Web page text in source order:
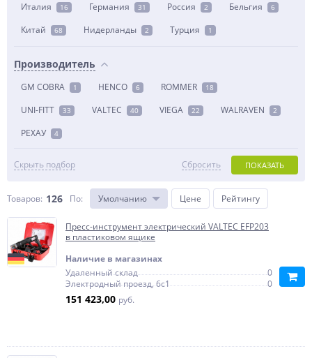
Италия 16 Германия 31 Россия 2 Бельгия 6
Китай 68 Нидерланды 2 Турция 1
Производитель
GM COBRA 1 HENCO 6 ROMMER 18
UNI-FITT 33 VALTEC 40 VIEGA 22 WALRAVEN 2
РЕХАУ 4
Скрыть подбор ПОКАЗАТЬ
Сбросить
Товаров: 126 По: Умолчанию Цене Рейтингу
Пресс-инструмент электрический VALTEC EFP203
в пластиковом ящике
Наличие в магазинах
Удаленный склад
0
Электродный проезд, 6с1
0
151 423,00 руб.